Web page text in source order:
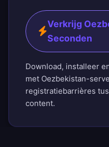
Verkrijg
Seconden
Download, installeer
met Oezbekistan-
registratiebarrières
content.